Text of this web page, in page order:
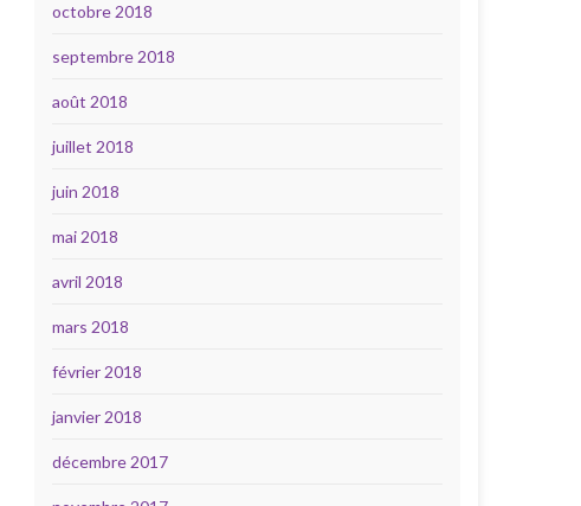
octobre 2018
septembre 2018
août 2018
juillet 2018
juin 2018
mai 2018
avril 2018
mars 2018
février 2018
janvier 2018
décembre 2017